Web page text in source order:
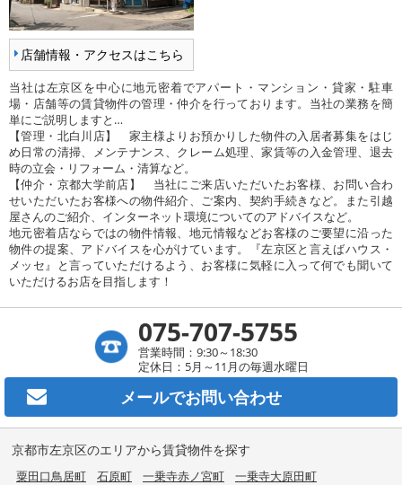
店舗情報・アクセスはこちら
当社は左京区を中心に地元密着でアパート・マンション・貸家・駐車
場・店舗等の賃貸物件の管理・仲介を行っております。当社の業務を簡
単にご説明しますと…
【管理・北白川店】 家主様よりお預かりした物件の入居者募集をはじ
め日常の清掃、メンテナンス、クレーム処理、家賃等の入金管理、退去
時の立会・リフォーム・清算など。
【仲介・京都大学前店】 当社にご来店いただいたお客様、お問い合わ
せいただいたお客様への物件紹介、ご案内、契約手続きなど。また引越
屋さんのご紹介、インターネット環境についてのアドバイスなど。
地元密着店ならではの物件情報、地元情報などお客様のご要望に沿った
物件の提案、アドバイスを心がけています。『左京区と言えばハウス・
メッセ』と言っていただけるよう、お客様に気軽に入って何でも聞いて
いただけるお店を目指します！
075-707-5755
営業時間：9:30～18:30
定休日：5月～11月の毎週水曜日
メールでお問い合わせ
京都市左京区のエリアから賃貸物件を探す
粟田口鳥居町 石原町 一乗寺赤ノ宮町
一乗寺大原田町